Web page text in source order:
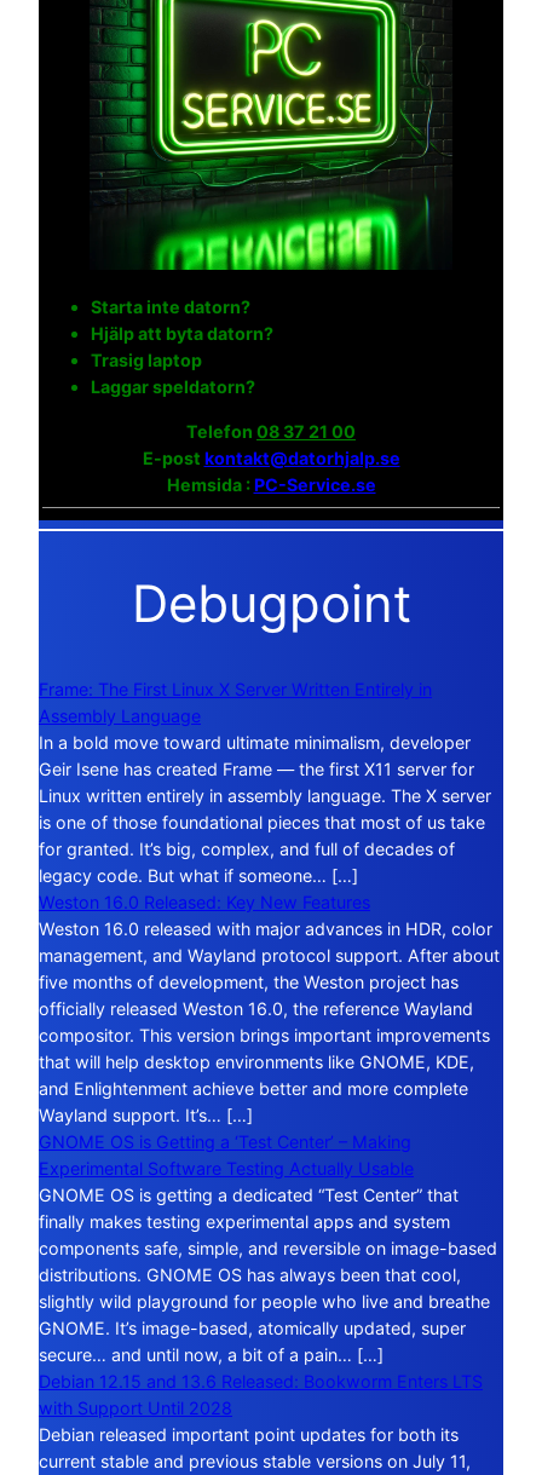
Starta inte datorn?
Hjälp att byta datorn?
Trasig laptop
Laggar speldatorn?
Telefon 08 37 21 00
E-post kontakt@datorhjalp.se
Hemsida :PC-Service.se
Debugpoint
Frame: The First Linux X Server Written Entirely in
Assembly Language
In a bold move toward ultimate minimalism, developer
Geir Isene has created Frame — the first X11 server for
Linux written entirely in assembly language. The X server
is one of those foundational pieces that most of us take
for granted. It’s big, complex, and full of decades of
legacy code. But what if someone… […]
Weston 16.0 Released: Key New Features
Weston 16.0 released with major advances in HDR, color
management, and Wayland protocol support. After about
five months of development, the Weston project has
officially released Weston 16.0, the reference Wayland
compositor. This version brings important improvements
that will help desktop environments like GNOME, KDE,
and Enlightenment achieve better and more complete
Wayland support. It’s… […]
GNOME OS is Getting a ‘Test Center’ – Making
Experimental Software Testing Actually Usable
GNOME OS is getting a dedicated “Test Center” that
finally makes testing experimental apps and system
components safe, simple, and reversible on image-based
distributions. GNOME OS has always been that cool,
slightly wild playground for people who live and breathe
GNOME. It’s image-based, atomically updated, super
secure… and until now, a bit of a pain… […]
Debian 12.15 and 13.6 Released: Bookworm Enters LTS
with Support Until 2028
Debian released important point updates for both its
current stable and previous stable versions on July 11,